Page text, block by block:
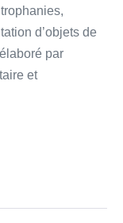
d’objets de
par
et